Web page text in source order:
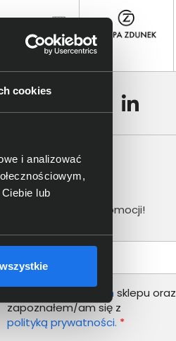
cookies
i analizować
lub
Nie przegap żadnej promocji!
regulamin sklepu oraz
zapoznałem/am się z
polityką prywatności. *